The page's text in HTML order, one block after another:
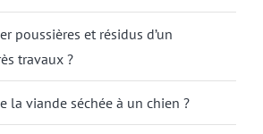
poussières et résidus d’un
travaux ?
la viande séchée à un chien ?